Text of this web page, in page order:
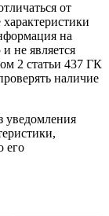
от
на
не является
2 статьи 437 ГК
наличие
уведомления
его